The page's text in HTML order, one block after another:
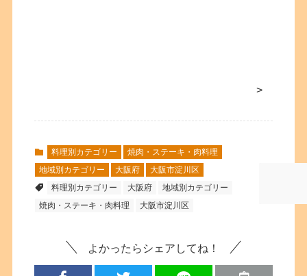
>
料理別カテゴリー
焼肉・ステーキ・肉料理
地域別カテゴリー
大阪府
大阪市淀川区
料理別カテゴリー
大阪府
地域別カテゴリー
焼肉・ステーキ・肉料理
大阪市淀川区
よかったらシェアしてね！